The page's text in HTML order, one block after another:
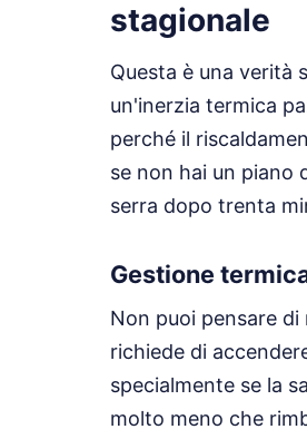
stagionale
Questa è una verità
un'inerzia termica
perché il
se non hai un piano
serra dopo trenta
Gestione
Non puoi pensare
richiede di
specialmente se la
molto meno che